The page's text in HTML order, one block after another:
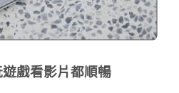
戲看影片都順暢